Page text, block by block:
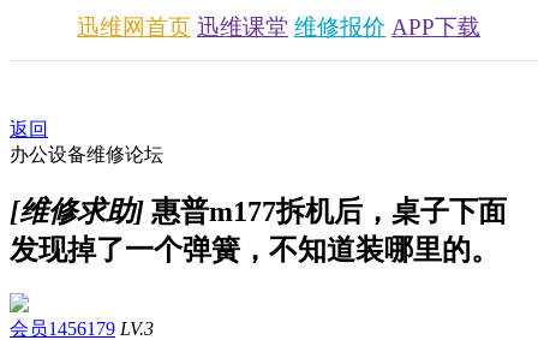
迅维网首页 迅维课堂 维修报价 APP下载
返回
办公设备维修论坛
[维修求助] 惠普m177拆机后，桌子下面
发现掉了一个弹簧，不知道装哪里的。
会员1456179 LV.3